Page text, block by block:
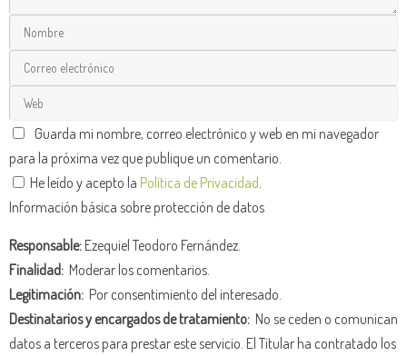
Guarda mi nombre, correo electrónico y web en mi navegador
para la próxima vez que publique un comentario.
He leído y acepto la Política de Privacidad.
Información básica sobre protección de datos
Responsable:Ezequiel Teodoro Fernández.
Finalidad: Moderar los comentarios.
Legitimación: Por consentimiento del interesado.
Destinatarios y encargados de tratamiento: No se ceden o comunican
datos a terceros para prestar este servicio. El Titular ha contratado los